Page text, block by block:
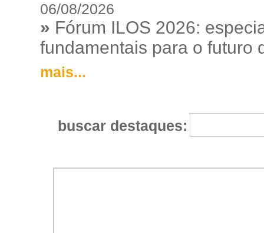
06/08/2026
» Fórum ILOS 2026:
fundamentais para o futuro
mais...
buscar destaques: